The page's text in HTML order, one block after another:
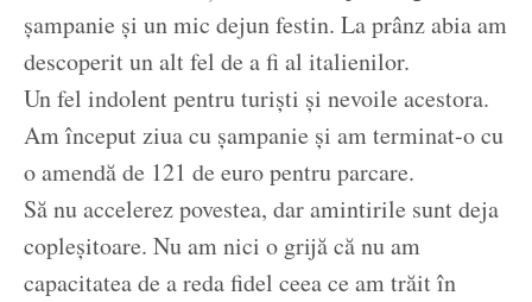
șampanie și un mic dejun festin. La prânz abia am
descoperit un alt fel de a fi al italienilor.
Un fel indolent pentru turiști și nevoile acestora.
Am început ziua cu șampanie și am terminat-o cu
o amendă de 121 de euro pentru parcare.
Să nu accelerez povestea, dar amintirile sunt deja
copleșitoare. Nu am nici o grijă că nu am
capacitatea de a reda fidel ceea ce am trăit în